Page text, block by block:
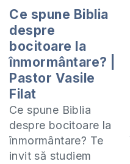
Ce spune Biblia
despre
bocitoare la
înmormântare? |
Pastor Vasile
Filat
Ce spune Biblia
despre bocitoare la
înmormântare? Te
invit să studiem